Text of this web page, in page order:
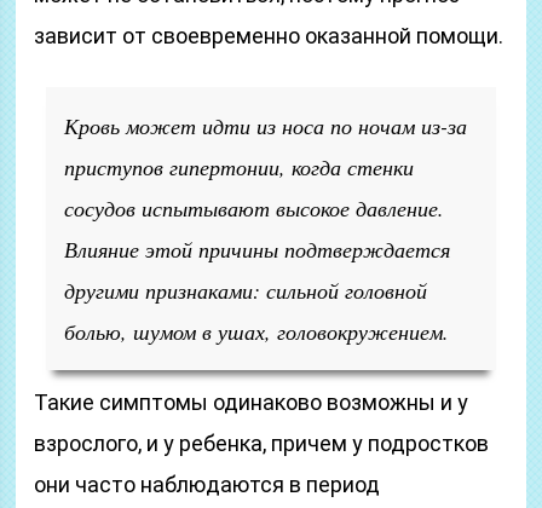
зависит от своевременно оказанной помощи.
Кровь может идти из носа по ночам из-за
приступов гипертонии, когда стенки
сосудов испытывают высокое давление.
Влияние этой причины подтверждается
другими признаками: сильной головной
болью, шумом в ушах, головокружением.
Такие симптомы одинаково возможны и у
взрослого, и у ребенка, причем у подростков
они часто наблюдаются в период